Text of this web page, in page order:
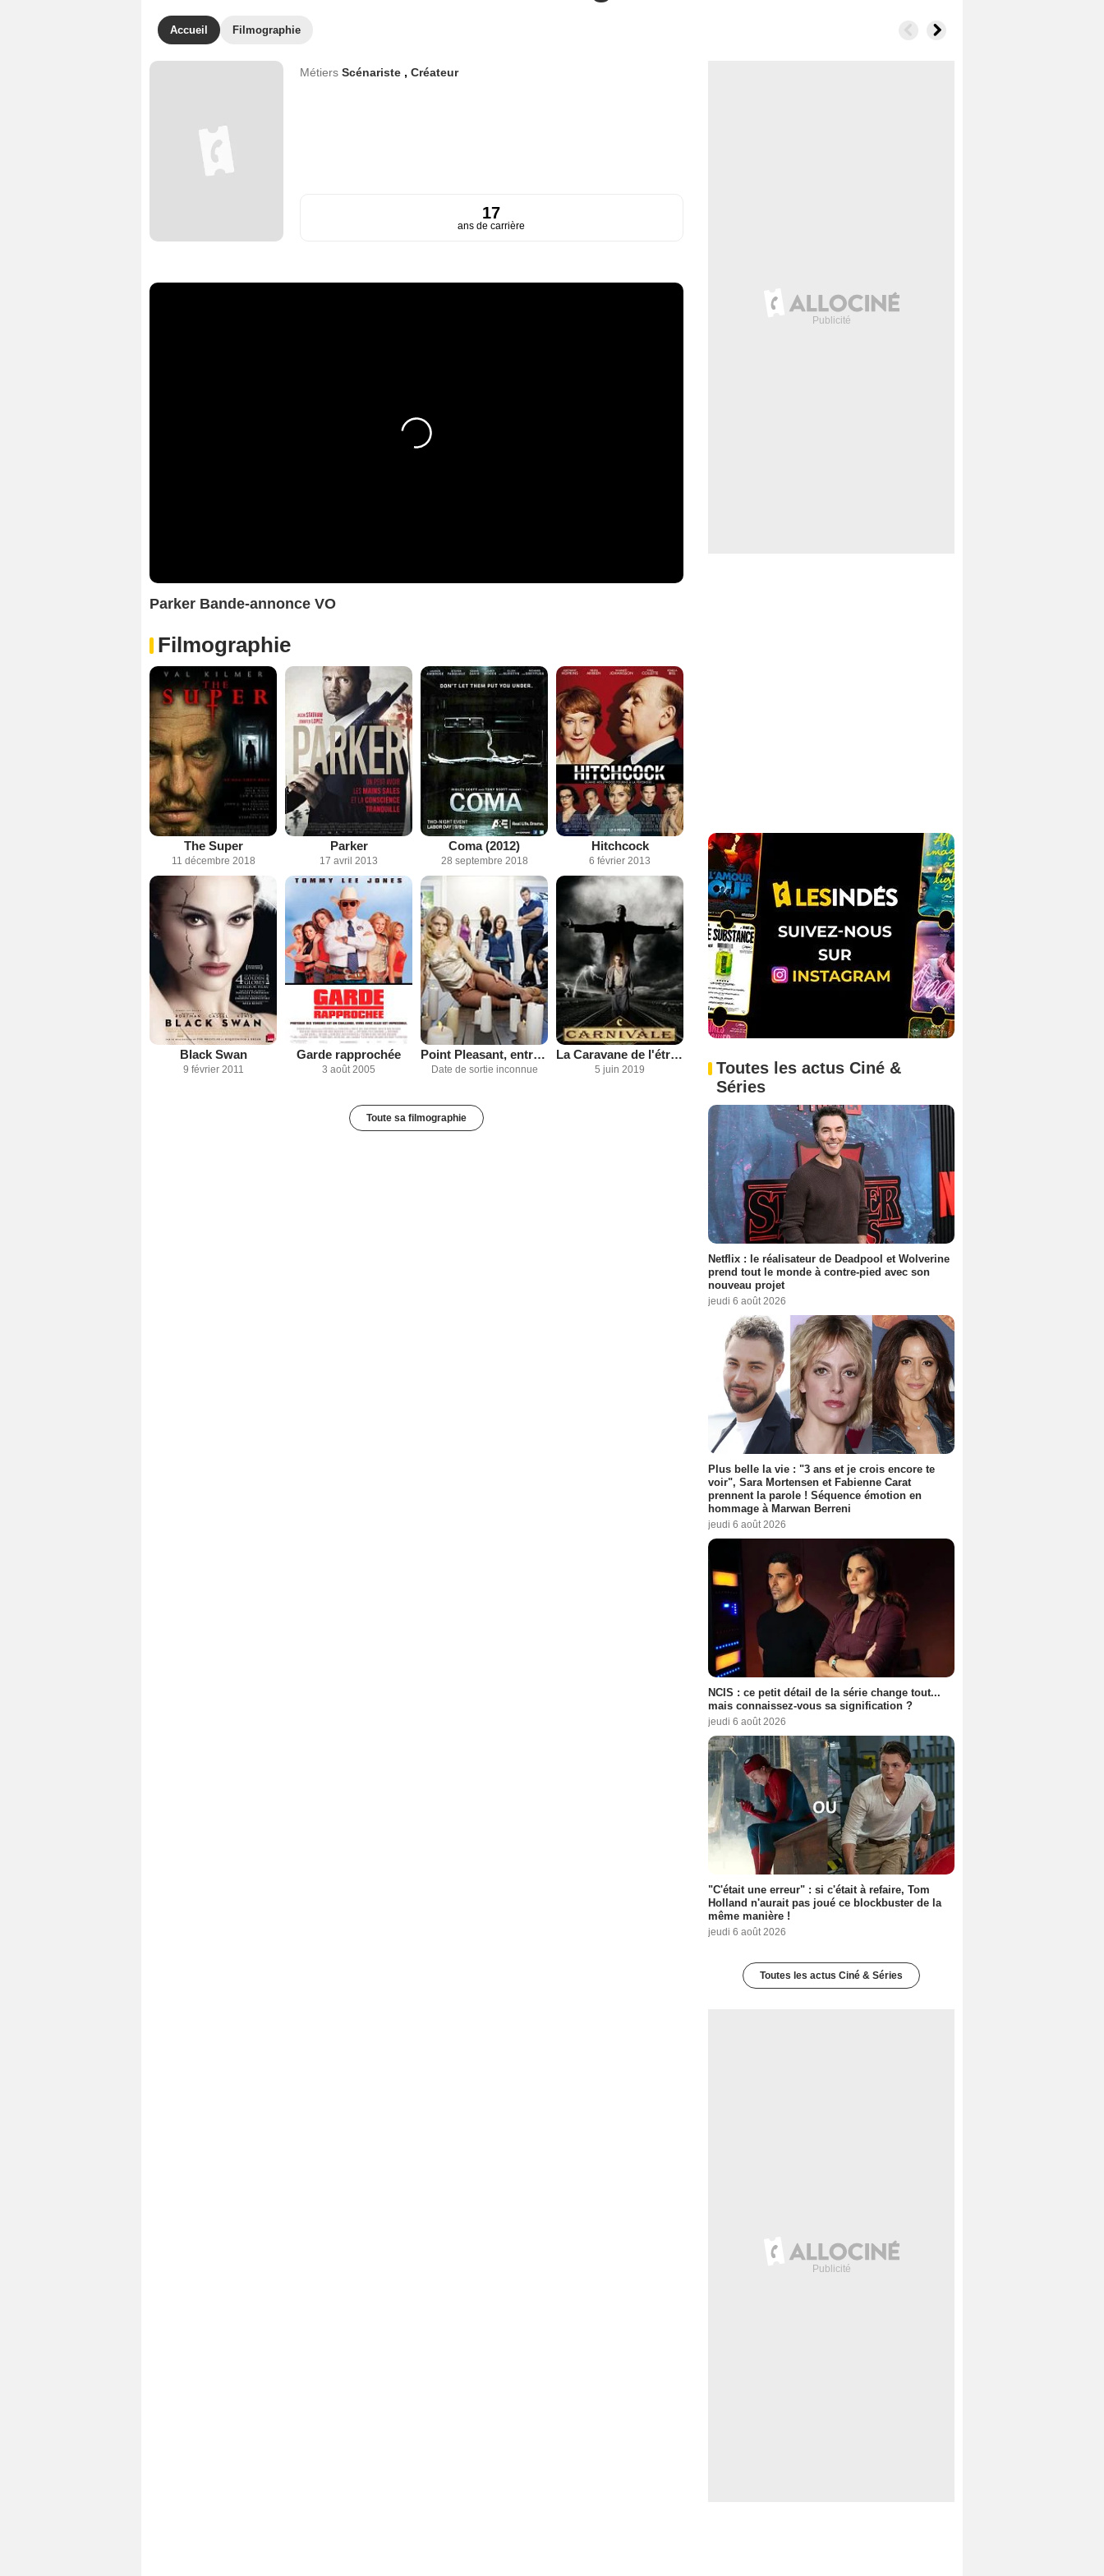
Accueil Filmographie
Métiers Scénariste , Créateur
17
ans de carrière
Parker Bande-annonce VO
Filmographie
The Super
11 décembre 2018
Parker
17 avril 2013
Coma (2012)
28 septembre 2018
Hitchcock
6 février 2013
Black Swan
9 février 2011
Garde rapprochée
3 août 2005
Point Pleasant, entre le Bien et le Mal
Date de sortie inconnue
La Caravane de l'étrange
5 juin 2019
Toute sa filmographie
Toutes les actus Ciné &
Séries
Netflix : le réalisateur de Deadpool et Wolverine
prend tout le monde à contre-pied avec son
nouveau projet
jeudi 6 août 2026
Plus belle la vie : "3 ans et je crois encore te
voir", Sara Mortensen et Fabienne Carat
prennent la parole ! Séquence émotion en
hommage à Marwan Berreni
jeudi 6 août 2026
NCIS : ce petit détail de la série change tout...
mais connaissez-vous sa signification ?
jeudi 6 août 2026
"C'était une erreur" : si c'était à refaire, Tom
Holland n'aurait pas joué ce blockbuster de la
même manière !
jeudi 6 août 2026
Toutes les actus Ciné & Séries